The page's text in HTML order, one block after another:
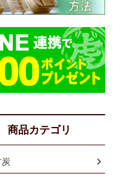
商品カテゴリ
炭